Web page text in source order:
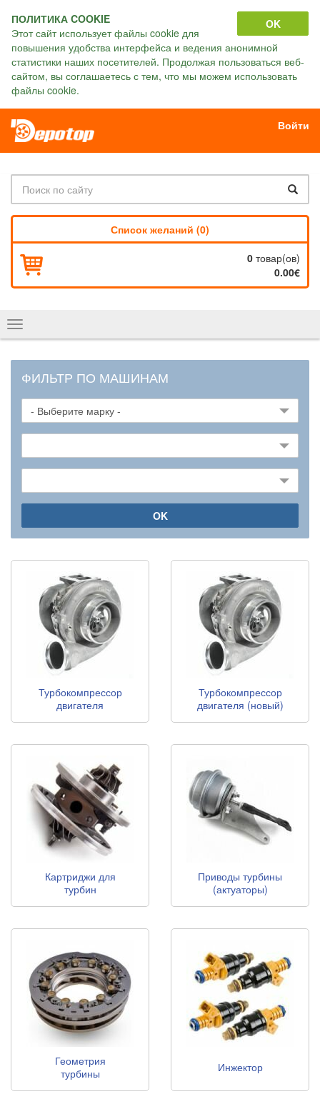
OK
ПОЛИТИКА COOKIE
Этот сайт использует файлы cookie для
повышения удобства интерфейса и ведения анонимной
статистики наших посетителей. Продолжая пользоваться веб-
сайтом, вы соглашаетесь с тем, что мы можем использовать
файлы cookie.
Войти
Список желаний (0)
0 товар(ов)
0.00€
Показать
навигацию
ФИЛЬТР ПО МАШИНАМ
OK
Турбокомпрессор
двигателя
Турбокомпрессор
двигателя (новый)
Картриджи для
турбин
Приводы турбины
(актуаторы)
Геометрия
турбины
Инжектор